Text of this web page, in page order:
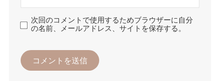
次回のコメントで使用するためブラウザーに自分
の名前、メールアドレス、サイトを保存する。